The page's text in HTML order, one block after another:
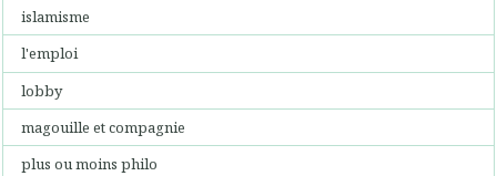
islamisme
l'emploi
lobby
magouille et compagnie
plus ou moins philo